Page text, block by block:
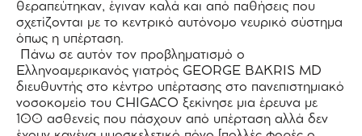
θεραπεύτηκαν, έγιναν καλά και από παθήσεις που
σχετίζονται με το κεντρικό αυτόνομο νευρικό σύστημα
όπως η υπέρταση.
Πάνω σε αυτόν τον προβληματισμό ο
Ελληνοαμερικανός γιατρός GEORGE BAKRIS MD
διευθυντής στο κέντρο υπέρτασης στο πανεπιστημιακό
νοσοκομείο του CHIGACO ξεκίνησε μια έρευνα με
100 ασθενείς που πάσχουν από υπέρταση αλλά δεν